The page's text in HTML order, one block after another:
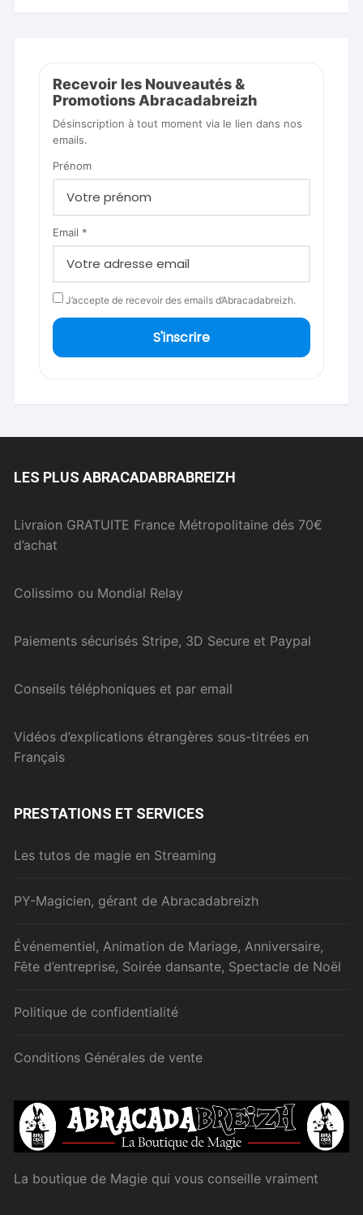
Recevoir les Nouveautés &
Promotions Abracadabreizh
Désinscription à tout moment via le lien dans nos
emails.
Prénom
Email *
J’accepte de recevoir des emails d’Abracadabreizh.
S'inscrire
LES PLUS ABRACADABRABREIZH
Livraion GRATUITE France Métropolitaine dés 70€
d’achat
Colissimo ou Mondial Relay
Paiements sécurisés Stripe, 3D Secure et Paypal
Conseils téléphoniques et par email
Vidéos d’explications étrangères sous-titrées en
Français
PRESTATIONS ET SERVICES
Les tutos de magie en Streaming
PY-Magicien, gérant de Abracadabreizh
Événementiel, Animation de Mariage, Anniversaire,
Fête d’entreprise, Soirée dansante, Spectacle de Noël
Politique de confidentialité
Conditions Générales de vente
La boutique de Magie qui vous conseille vraiment